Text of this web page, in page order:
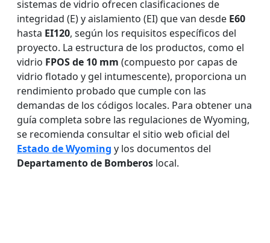
sistemas de vidrio ofrecen clasificaciones de
integridad (E) y aislamiento (EI) que van desde E60
hasta EI120, según los requisitos específicos del
proyecto. La estructura de los productos, como el
vidrio FPOS de 10 mm (compuesto por capas de
vidrio flotado y gel intumescente), proporciona un
rendimiento probado que cumple con las
demandas de los códigos locales. Para obtener una
guía completa sobre las regulaciones de Wyoming,
se recomienda consultar el sitio web oficial del
Estado de Wyoming y los documentos del
Departamento de Bomberos local.